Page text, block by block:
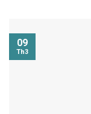
09
Th3